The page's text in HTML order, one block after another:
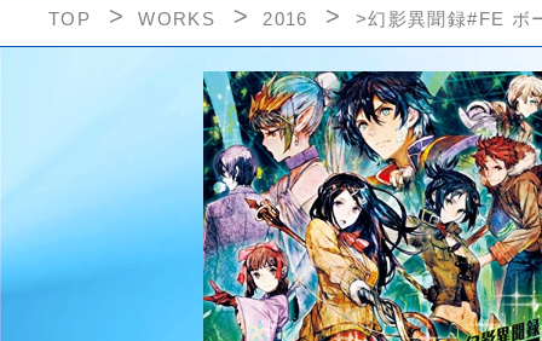
TOP WORKS 2016 >幻影異聞録#FE ボ